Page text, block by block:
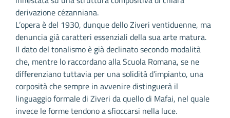
derivazione cézanniana.
L’opera è del 1930, dunque dello Ziveri ventiduenne, ma
denuncia già caratteri essenziali della sua arte matura.
Il dato del tonalismo è già declinato secondo modalità
che, mentre lo raccordano alla Scuola Romana, se ne
differenziano tuttavia per una solidità d’impianto, una
corposità che sempre in avvenire distinguerà il
linguaggio formale di Ziveri da quello di Mafai, nel quale
invece le forme tendono a sfioccarsi nella luce.